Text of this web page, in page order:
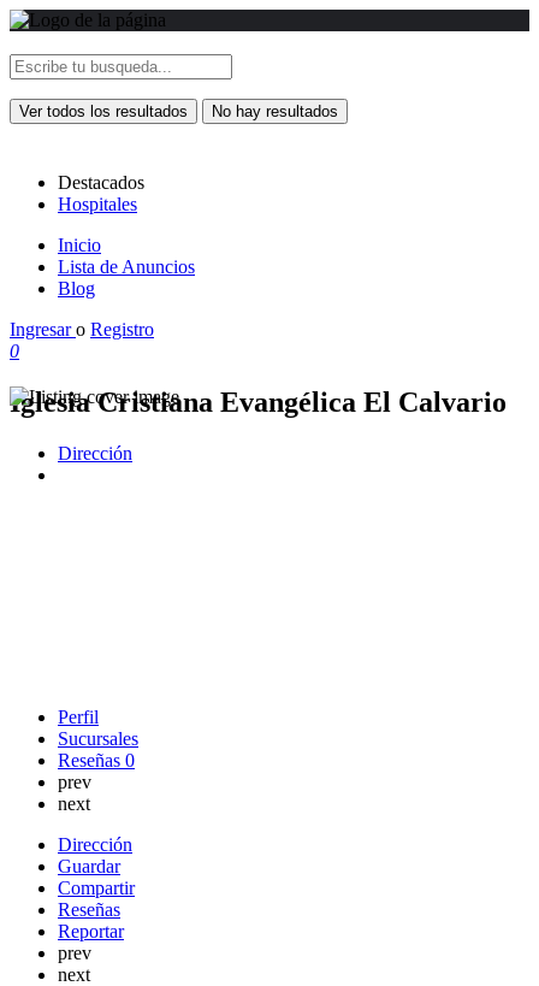
Ver todos los resultados No hay resultados
Destacados
Hospitales
Inicio
Lista de Anuncios
Blog
Ingresaro Registro
0
Iglesia Cristiana Evangélica El Calvario
Dirección
Perfil
Sucursales
Reseñas 0
prev
next
Dirección
Guardar
Compartir
Reseñas
Reportar
prev
next